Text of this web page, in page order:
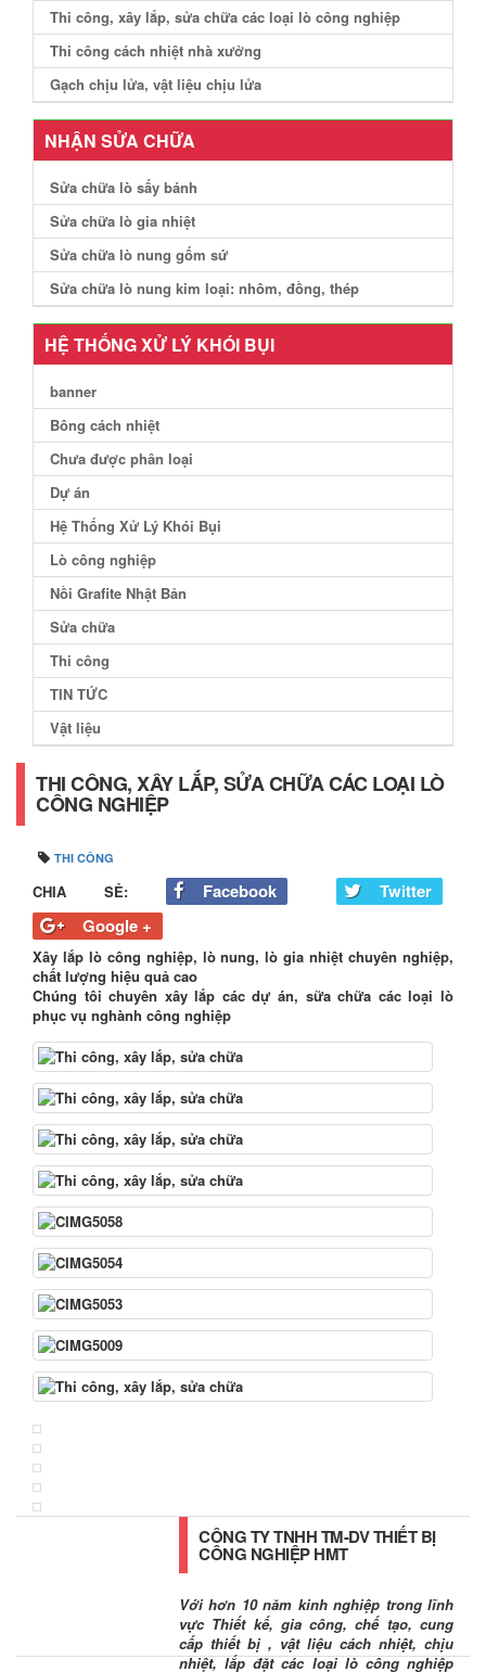
Thi công, xây lắp, sửa chữa các loại lò công nghiệp
Thi công cách nhiệt nhà xưởng
Gạch chịu lửa, vật liệu chịu lửa
NHẬN SỬA CHỮA
Sửa chữa lò sấy bánh
Sửa chữa lò gia nhiệt
Sửa chữa lò nung gốm sứ
Sửa chữa lò nung kim loại: nhôm, đồng, thép
HỆ THỐNG XỬ LÝ KHÓI BỤI
banner
Bông cách nhiệt
Chưa được phân loại
Dự án
Hệ Thống Xử Lý Khói Bụi
Lò công nghiệp
Nồi Grafite Nhật Bản
Sửa chữa
Thi công
TIN TỨC
Vật liệu
THI CÔNG, XÂY LẮP, SỬA CHỮA CÁC LOẠI LÒ
CÔNG NGHIỆP
THI CÔNG
CHIA SẺ: Facebook
Twitter
Google +
Xây lắp lò công nghiệp, lò nung, lò gia nhiệt chuyên nghiệp,
chất lượng hiệu quả cao
Chúng tôi chuyên xây lắp các dự án, sữa chữa các loại lò
phục vụ nghành công nghiệp
CÔNG TY TNHH TM-DV THIẾT BỊ
CÔNG NGHIỆP HMT
Với hơn 10 năm kinh nghiệp trong lĩnh
vực Thiết kế, gia công, chế tạo, cung
cấp thiết bị , vật liệu cách nhiệt, chịu
nhiệt, lắp đặt các loại lò công nghiệp